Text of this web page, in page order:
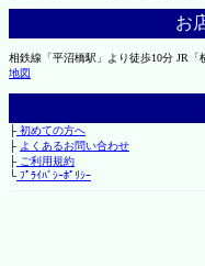
お
相鉄線「平沼橋駅」より徒歩10分 JR
地図
├初めての方へ
├ よくあるお問い合わせ
├ご利用規約
└ﾌﾟﾗｲﾊﾞｼｰﾎﾟﾘｼｰ